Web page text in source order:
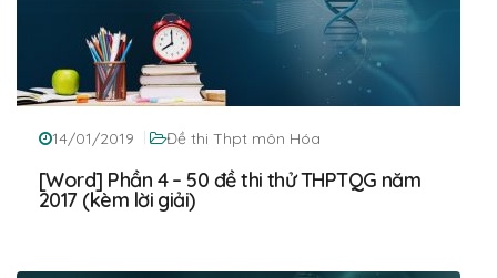
14/01/2019 Đề thi Thpt môn Hóa
[Word] Phần 4 – 50 đề thi thử THPTQG năm
2017 (kèm lời giải)